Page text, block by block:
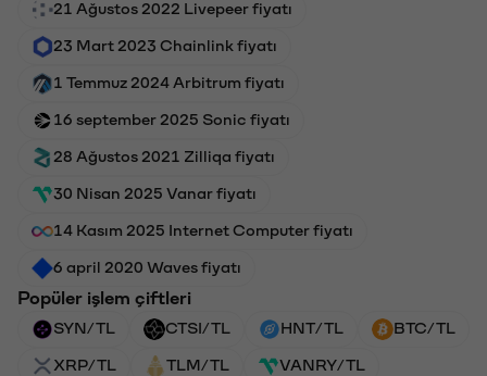
21 Ağustos 2022 Livepeer fiyatı
23 Mart 2023 Chainlink fiyatı
1 Temmuz 2024 Arbitrum fiyatı
16 september 2025 Sonic fiyatı
28 Ağustos 2021 Zilliqa fiyatı
30 Nisan 2025 Vanar fiyatı
14 Kasım 2025 Internet Computer fiyatı
6 april 2020 Waves fiyatı
Popüler işlem çiftleri
SYN/TL CTSI/TL HNT/TL BTC/TL
XRP/TL TLM/TL VANRY/TL